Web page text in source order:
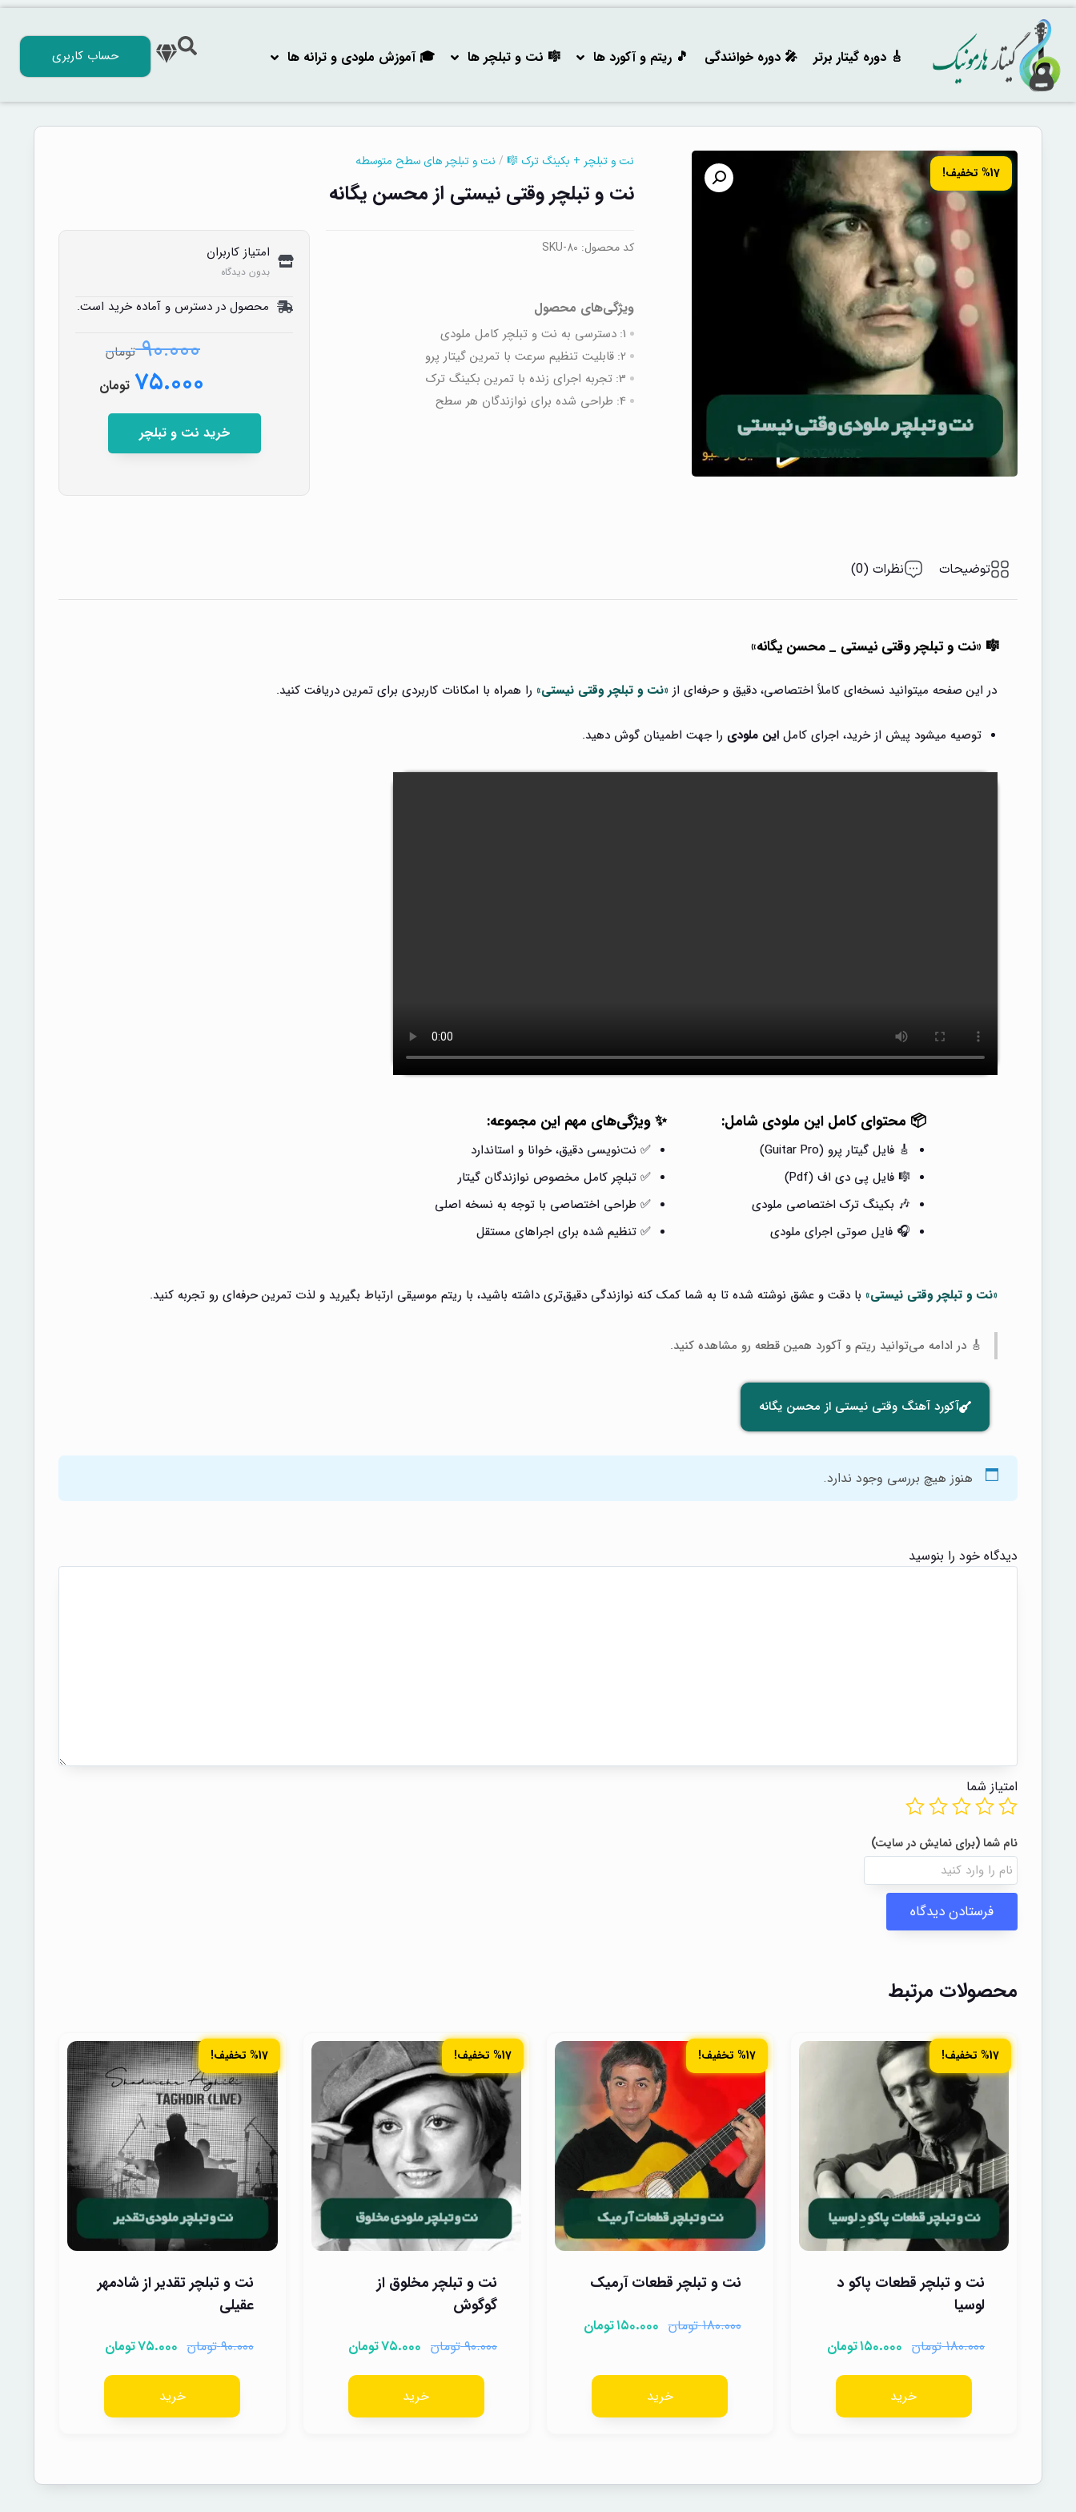
🎸 دوره‌ گیتار برتر 🎤 دوره خوانندگی 🎵 ریتم و آکورد ها 🎼 نت و تبلچر ها 🎓 آموزش ملودی و ترانه‌ ها حساب کاربری
%17 تخفیف!
نت و تبلچر + بکینگ ترک 🎼 / نت و تبلچر های سطح متوسطه
نت و تبلچر وقتی نیستی از محسن یگانه
کد محصول: SKU-80
ویژگی‌های محصول
1: دسترسی به نت‌ و تبلچر کامل ملودی
2: قابلیت تنظیم سرعت با تمرین گیتار پرو
3: تجربه اجرای زنده با تمرین بکینگ‌ ترک
4: طراحی شده برای نوازندگان هر سطح
امتیاز کاربران
بدون دیدگاه
محصول در دسترس و آماده خرید است.
۹۰.۰۰۰ تومان
۷۵.۰۰۰ تومان
خرید نت و تبلچر
توضیحات نظرات (0)
🎼 «نت و تبلچر وقتی نیستی _ محسن یگانه»
در این صفحه میتوانید نسخه‌ای کاملاً اختصاصی، دقیق و حرفه‌ای از «نت و تبلچر وقتی نیستی» را همراه با امکانات کاربردی برای تمرین دریافت کنید.
توصیه میشود پیش از خرید، اجرای کامل این ملودی را جهت اطمینان گوش دهید.
📦 محتوای کامل این ملودی شامل:
🎸 فایل گیتار پرو (Guitar Pro)
🎼 فایل پی دی اف (Pdf)
🎶 بکینگ ترک اختصاصی ملودی
🎧 فایل صوتی اجرای ملودی
✨ ویژگی‌های مهم این مجموعه:
✅ نت‌نویسی دقیق، خوانا و استاندارد
✅ تبلچر کامل مخصوص نوازندگان گیتار
✅ طراحی اختصاصی با توجه به نسخه اصلی
✅ تنظیم شده برای اجراهای مستقل
«نت و تبلچر وقتی نیستی» با دقت و عشق نوشته شده تا به شما کمک کنه نوازندگی دقیق‌تری داشته باشید، با ریتم موسیقی ارتباط بگیرید و لذت تمرین حرفه‌ای رو تجربه کنید.
🎸 در ادامه می‌توانید ریتم و آکورد همین قطعه رو مشاهده کنید.
آکورد آهنگ وقتی نیستی از محسن یگانه
هنوز هیچ بررسی وجود ندارد.
دیدگاه خود را بنوسید
امتیاز شما
محصولات مرتبط
%17 تخفیف!
نت و تبلچر قطعات پاکو د
لوسیا
۱۸۰.۰۰۰ تومان ۱۵۰.۰۰۰تومان
خرید
%17 تخفیف!
نت و تبلچر قطعات آرمیک
۱۸۰.۰۰۰ تومان ۱۵۰.۰۰۰تومان
خرید
%17 تخفیف!
نت و تبلچر مخلوق از
گوگوش
۹۰.۰۰۰ تومان ۷۵.۰۰۰تومان
خرید
%17 تخفیف!
نت و تبلچر تقدیر از شادمهر
عقیلی
۹۰.۰۰۰ تومان ۷۵.۰۰۰تومان
خرید